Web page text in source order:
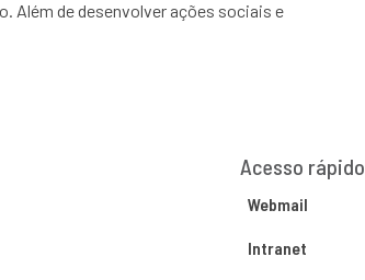
Além de desenvolver ações sociais e
Acesso rápido
Webmail
Intranet